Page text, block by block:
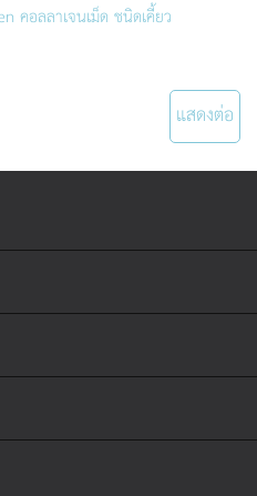
คอลลาเจนเม็ด ชนิดเคี้ยว
แสดงต่อ